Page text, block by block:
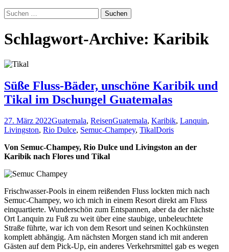
Suchen
nach:
Schlagwort-Archive: Karibik
Süße Fluss-Bäder, unschöne Karibik und
Tikal im Dschungel Guatemalas
27. März 2022Guatemala, ReisenGuatemala, Karibik, Lanquin,
Livingston, Rio Dulce, Semuc-Champey, TikalDoris
Von Semuc-Champey, Rio Dulce und Livingston an der
Karibik nach Flores und Tikal
Frischwasser-Pools in einem reißenden Fluss lockten mich nach
Semuc-Champey, wo ich mich in einem Resort direkt am Fluss
einquartierte. Wunderschön zum Entspannen, aber da der nächste
Ort Lanquin zu Fuß zu weit über eine staubige, unbeleuchtete
Straße führte, war ich von dem Resort und seinen Kochkünsten
komplett abhängig. Am nächsten Morgen stand ich mit anderen
Gästen auf dem Pick-Up, ein anderes Verkehrsmittel gab es wegen